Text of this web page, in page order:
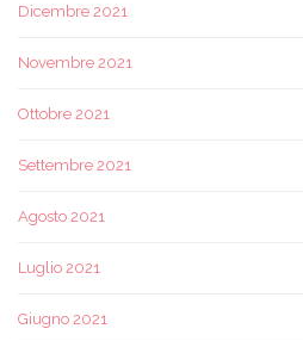
Dicembre 2021
Novembre 2021
Ottobre 2021
Settembre 2021
Agosto 2021
Luglio 2021
Giugno 2021